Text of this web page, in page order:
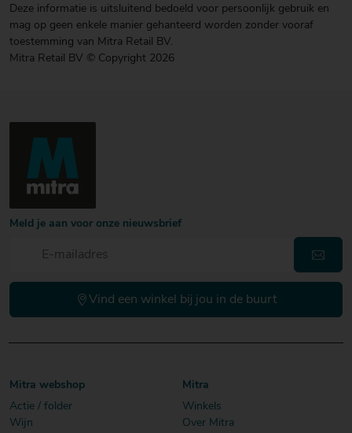
Deze informatie is uitsluitend bedoeld voor persoonlijk gebruik en
mag op geen enkele manier gehanteerd worden zonder vooraf
toestemming van Mitra Retail BV.
Mitra Retail BV © Copyright 2026
Meld je aan voor onze nieuwsbrief
Vind een winkel bij jou in de buurt
Mitra webshop
Actie / folder
Wijn
Mitra
Winkels
Over Mitra